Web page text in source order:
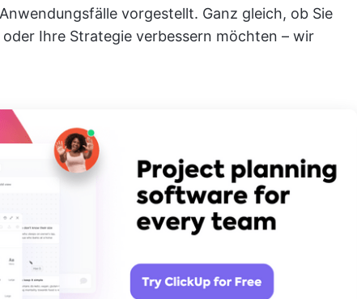
vorgestellt. Ganz gleich, ob Sie
oder Ihre Strategie verbessern möchten – wir